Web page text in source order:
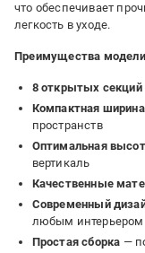
что обеспечивает
легкость в уходе.
Преимущества
8 открытых секций
Компактная ширина
пространств
Оптимальная
вертикаль
Качественные
Современный
любым интерьером
Простая сборка —